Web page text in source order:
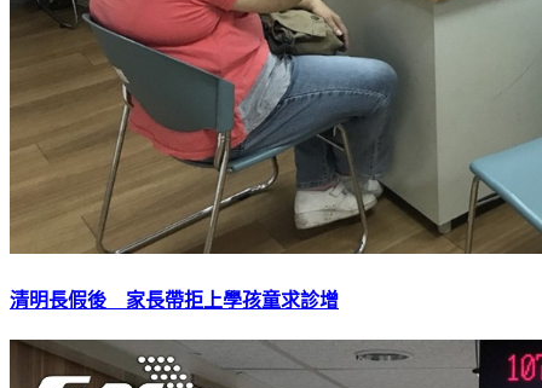
清明長假後 家長帶拒上學孩童求診增